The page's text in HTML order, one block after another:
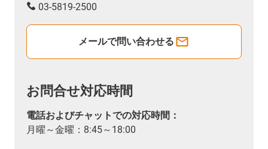
03-5819-2500
メールで問い合わせる
お問合せ対応時間
電話およびチャットでの対応時間：
月曜～金曜：8:45～18:00